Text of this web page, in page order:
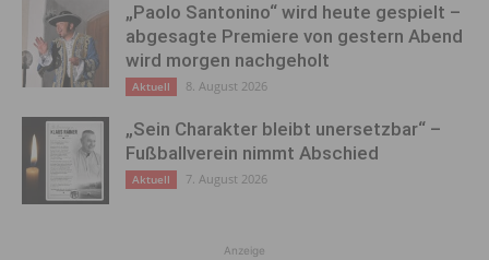
„Paolo Santonino“ wird heute gespielt –
abgesagte Premiere von gestern Abend
wird morgen nachgeholt
Aktuell 8. August 2026
„Sein Charakter bleibt unersetzbar“ –
Fußballverein nimmt Abschied
Aktuell 7. August 2026
Anzeige